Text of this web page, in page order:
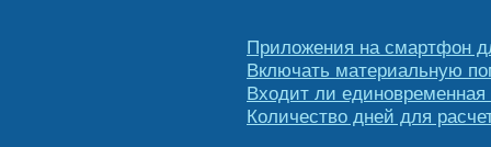
Приложения на смартфон
Включать материальную
Входит ли
Количество дней для